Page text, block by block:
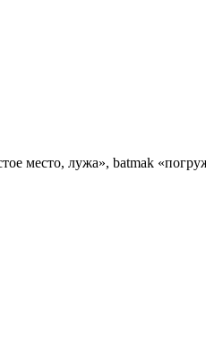
место, лужа», batmak